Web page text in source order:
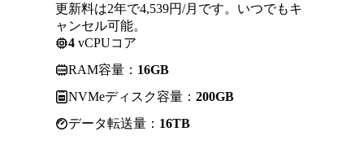
更新料は2年で4,539円/月です。いつでもキ
ャンセル可能。
4 vCPUコア
RAM容量： 16GB
NVMeディスク容量： 200GB
データ転送量： 16TB